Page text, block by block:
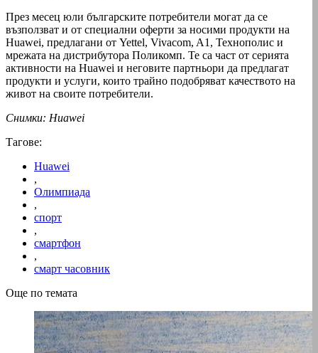
През месец юли българските потребители могат да се
възползват и от специални оферти за носими продукти на
Huawei, предлагани от Yettel, Vivacom, A1, Технополис и
мрежата на дистрибутора Поликомп. Те са част от серията
активности на Huawei и неговите партньори да предлагат
продукти и услуги, които трайно подобряват качеството на
живот на своите потребители.
Снимки: Huawei
Тагове:
Huawei
,
Олимпиада
,
спорт
,
смартфон
,
смарт часовник
Още по темата